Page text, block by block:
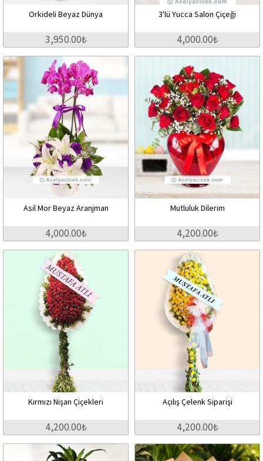
Orkideli Beyaz Dünya
3,950.00₺
3'lü Yucca Salon Çiçeği
4,000.00₺
Asil Mor Beyaz Aranjman
4,000.00₺
Mutluluk Dilerim
4,200.00₺
Kırmızı Nişan Çiçekleri
4,200.00₺
Açılış Çelenk Siparişi
4,200.00₺